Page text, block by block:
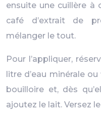
ensuite une cuillère à
café d’extrait de
mélanger le tout.
Pour l’appliquer,
litre d’eau minérale
bouilloire et, dès
ajoutez le lait. Versez